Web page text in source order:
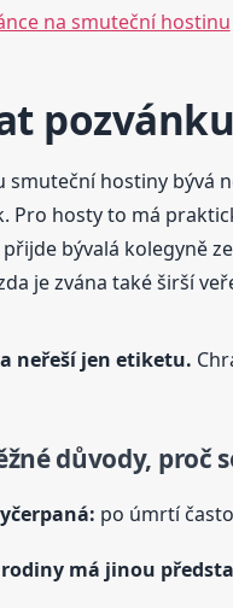
na smuteční hostinu
smuteční hostiny bývá
Pro hosty to má
bývalá kolegyně
je zvána také širší
neřeší jen etiketu.
důvody, proč
po úmrtí
rodiny má jinou